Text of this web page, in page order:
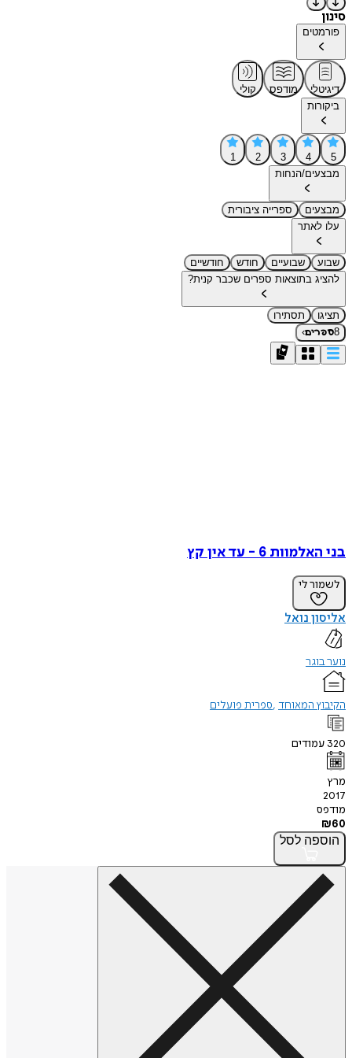
סינון
פורמטים
דיגיטלי מודפס
קולי
ביקורות
5
4
3
2
1
מבצעים/הנחות
מבצעים
ספרייה ציבורית
עלו לאתר
שבוע שבועיים חודש
חודשיים
להציג בתוצאות ספרים שכבר קנית?
תציגו
תסתירו
8ספרים›
בני האלמוות 6 - עד אין קץ
לשמור לי
אליסון נואל
נוער בוגר
הקיבוץ המאוחד ספרית פועלים
320 עמודים
מרץ
2017
מודפס
₪60
הוספה לסל